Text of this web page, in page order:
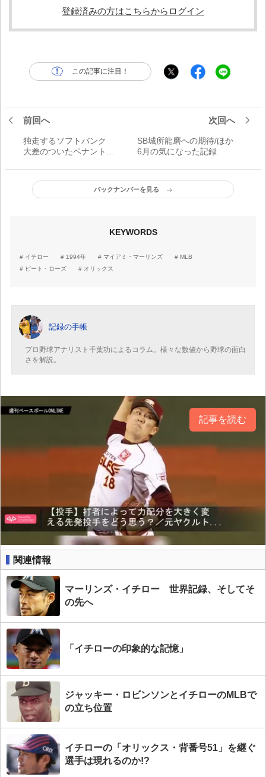
登録済みの方はこちらからログイン
この記事に注目！
前回へ
独走するソフトバンク
大差のついたペナントレ
次回へ
SB城所龍磨への期待/ほか
6月の気になった記録
バックナンバーを見る
KEYWORDS
イチロー 1994年 マイアミ・マーリンズ
MLB
ピート・ローズ
オリックス
記録の手帳
プロ野球アナリスト千葉功によるコラム。様々な数値から野球の面白
さを解説。
記事を読む
関連情報
マーリンズ・イチロー 世界記録、そしてそ
の先へ
「イチローの印象的な記憶」
ジャッキー・ロビンソンとイチローのMLBで
の立ち位置
イチローの「オリックス・背番号51」を継ぐ
選手は現れるのか!?